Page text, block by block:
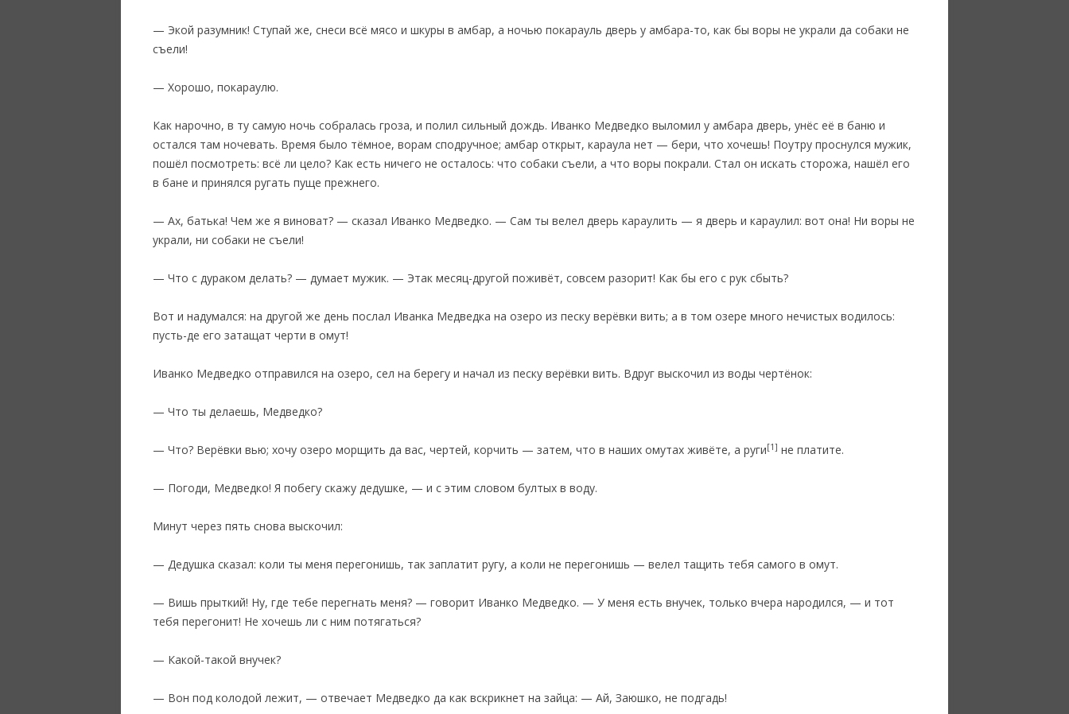
— Экой разумник! Ступай же, снеси всё мясо и шкуры в амбар, а ночью покарауль дверь у амбара-то, как бы воры не украли да собаки не
съели!
— Хорошо, покараулю.
‎Как нарочно, в ту самую ночь собралась гроза, и полил сильный дождь. Иванко Медведко выломил у амбара дверь, унёс её в баню и
остался там ночевать. Время было тёмное, ворам сподручное; амбар открыт, караула нет — бери, что хочешь! Поутру проснулся мужик,
пошёл посмотреть: всё ли цело? Как есть ничего не осталось: что собаки съели, а что воры покрали. Стал он искать сторожа, нашёл его
в бане и принялся ругать пуще прежнего.
— Ах, батька! Чем же я виноват? — сказал Иванко Медведко. — Сам ты велел дверь караулить — я дверь и караулил: вот она! Ни воры не
украли, ни собаки не съели!
— Что с дураком делать? — думает мужик. — Этак месяц-другой поживёт, совсем разорит! Как бы его с рук сбыть?
Вот и надумался: на другой же день послал Иванка Медведка на озеро из песку верёвки вить; а в том озере много нечистых водилось:
пусть-де его затащат черти в омут!
‎Иванко Медведко отправился на озеро, сел на берегу и начал из песку верёвки вить. Вдруг выскочил из воды чертёнок:
— Что ты делаешь, Медведко?
— Что? Верёвки вью; хочу озеро морщить да вас, чертей, корчить — затем, что в наших омутах живёте, а руги[1] не платите.
— Погоди, Медведко! Я побегу скажу дедушке, — и с этим словом бултых в воду.
Минут через пять снова выскочил:
— Дедушка сказал: коли ты меня перегонишь, так заплатит ругу, а коли не перегонишь — велел тащить тебя самого в омут.
— Вишь прыткий! Ну, где тебе перегнать меня? — говорит Иванко Медведко. — У меня есть внучек, только вчера народился, — и тот
тебя перегонит! Не хочешь ли с ним потягаться?
— Какой-такой внучек?
— Вон под колодой лежит, — отвечает Медведко да как вскрикнет на зайца: — Ай, Заюшко, не подгадь!